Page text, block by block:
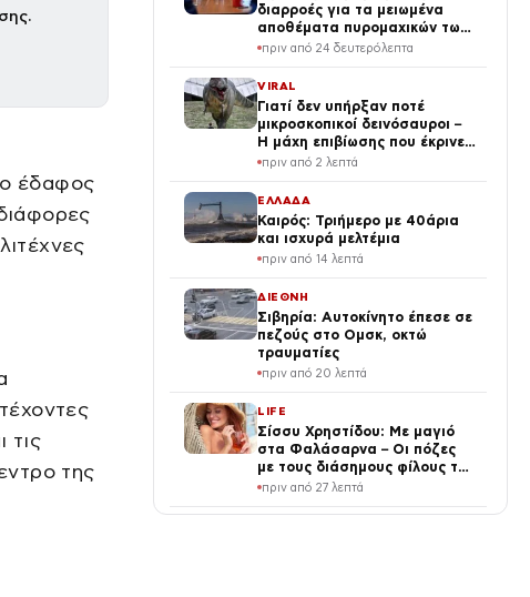
έδαφος
τις
της
διαρροές για τα μειωμένα
αποθέματα πυρομαχικών των
ΗΠΑ – Φοβάται ότι τον
Ιράν
πριν από 24 δευτερόλεπτα
VIRAL
Γιατί δεν υπήρξαν ποτέ
μικροσκοπικοί δεινόσαυροι –
Η μάχη επιβίωσης που έκρινε
το μέγεθος
πριν από 2 λεπτά
ΕΛΛΑΔΑ
Καιρός: Τριήμερο με 40άρια
και ισχυρά μελτέμια
πριν από 14 λεπτά
ΔΙΕΘΝΗ
Σιβηρία: Αυτοκίνητο έπεσε σε
πεζούς στο Ομσκ, οκτώ
τραυματίες
πριν από 20 λεπτά
LIFE
Σίσσυ Χρηστίδου: Με μαγιό
στα Φαλάσαρνα – Οι πόζες
με τους διάσημους φίλους της
(φωτογραφίες & βίντεο)
πριν από 27 λεπτά